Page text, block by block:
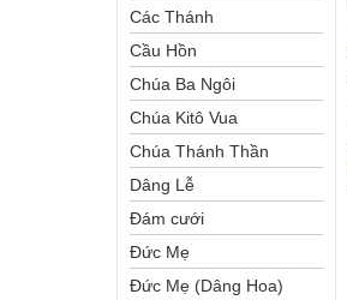
Các Thánh
Cầu Hồn
Chúa Ba Ngôi
Chúa Kitô Vua
Chúa Thánh Thần
Dâng Lễ
Đám cưới
Đức Mẹ
Đức Mẹ (Dâng Hoa)